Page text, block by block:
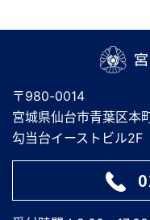
〒980-0014
宮城県仙台市青葉区本
勾当台イーストビル2F